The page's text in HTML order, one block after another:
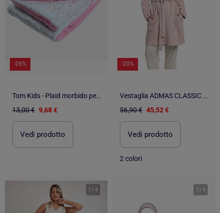
-26%
Tom Kids - Plaid morbido per bambina con pois dorati
13,00 € 9,68 €
Vedi prodotto
-20%
Vestaglia ADMAS CLASSIC a maniche lunghe con pois e fiori per donna
56,90 € 45,52 €
Vedi prodotto
2 colori
1 /4 1 /4